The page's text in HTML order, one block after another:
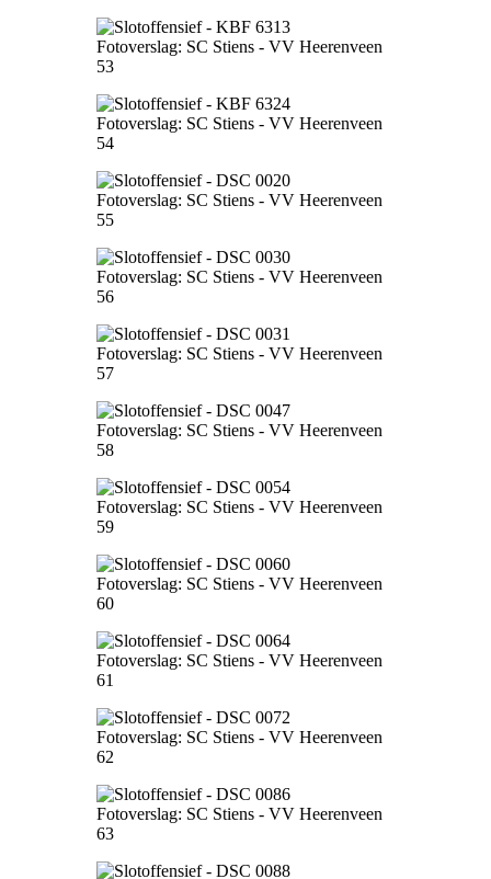
Fotoverslag: SC Stiens - VV Heerenveen
53
Fotoverslag: SC Stiens - VV Heerenveen
54
Fotoverslag: SC Stiens - VV Heerenveen
55
Fotoverslag: SC Stiens - VV Heerenveen
56
Fotoverslag: SC Stiens - VV Heerenveen
57
Fotoverslag: SC Stiens - VV Heerenveen
58
Fotoverslag: SC Stiens - VV Heerenveen
59
Fotoverslag: SC Stiens - VV Heerenveen
60
Fotoverslag: SC Stiens - VV Heerenveen
61
Fotoverslag: SC Stiens - VV Heerenveen
62
Fotoverslag: SC Stiens - VV Heerenveen
63